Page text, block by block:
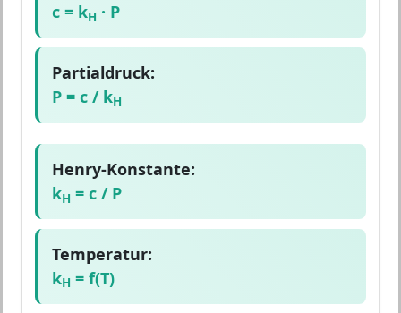
c = kH · P
Partialdruck:
P = c / kH
Henry-Konstante:
kH = c / P
Temperatur:
kH = f(T)